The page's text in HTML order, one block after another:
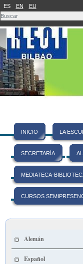
ES EN EU
INICIO LA
SECRETARÍA
MEDIATECA-
CURSOS
Alemán
Español